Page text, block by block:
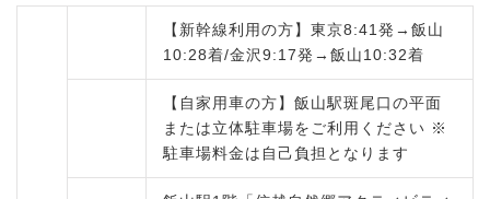
【新幹線利用の方】東京8:41発→飯山
10:28着/金沢9:17発→飯山10:32着
【自家用車の方】飯山駅斑尾口の平面
または立体駐車場をご利用ください ※
駐車場料金は自己負担となります